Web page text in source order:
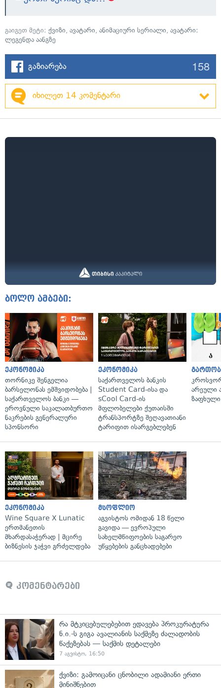
გაიგეთ მეტი: ქვიზი, ავატარი, ანიმაციური სერიალი, ავატარი:
ლეგენდა აანგზე
გაზიარება 158
იხილეთ 14 კომენტარი
ბოლო ამბები:
ეკონომიკა
თორნიკე შენგელია
ბარსელონას ემშვიდობება |
საქართველოს ბანკი —
ეროვნული საკალათბურთო
ნაკრების გენერალური
სპონსორი
ეკონომიკა
საქართველოს ბანკის
Student Card-ისა და
sCool Card-ის
მფლობელები ქუთაისში
ტრანსპორტზე შეღავათიანი
ტარიფით ისარგებლებენ
არეული
ეკონომიკა
Wine Square X Lunatic
ერთმანეთის
მხარდასაჭერად | მცირე
ბიზნესის ჯაჭვი გრძელდება
მსოფლიო
აგვისტოს ომიდან 18 წელი
გავიდა — ევროპული
სახელმწიფოების საგარეო
უწყებების განცხადებები
კომენტარები
რა მტკიცებულებებით ედავება პროკურატურა
ნ.ი.-ს გიგა ავალიანის საქმეზე ძალადობის
წაქეზებას — საქმის დეტალები
7 აგვისტო, 16:50
ქვიზი: გამოიცანი ცნობილი ადამიანი ერთი
მინიშნებით